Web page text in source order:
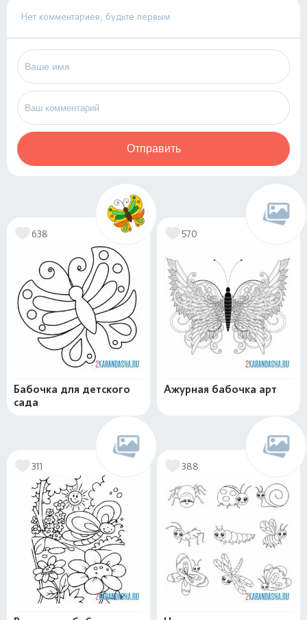
Нет комментариев, будьте первым
Отправить
638
Бабочка для детского
сада
570
Ажурная бабочка арт
311 388